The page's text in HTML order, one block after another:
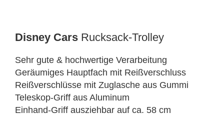
Disney Cars Rucksack-Trolley
Sehr gute & hochwertige Verarbeitung
Geräumiges Hauptfach mit Reißverschluss
Reißverschlüsse mit Zuglasche aus Gummi
Teleskop-Griff aus Aluminum
Einhand-Griff ausziehbar auf ca. 58 cm